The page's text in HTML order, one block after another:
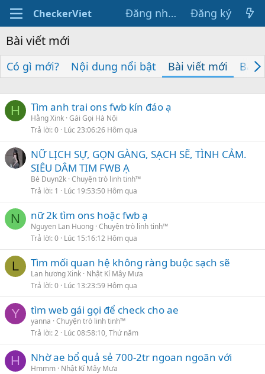
CheckerViet Đăng nhập Đăng ký
Bài viết mới
Có gì mới? Nội dung nổi bật Bài viết mới Bài
H Tìm anh trai ons fwb kín đáo ạ
Hằng Xink Gái Gọi Hà Nội
Trả lời 0 Lúc 23:06:26 Hôm qua
NỮ LỊCH SỰ, GỌN GÀNG, SẠCH SẼ, TÌNH CẢM.
SIÊU DÂM TIM FWB Ạ
Bé Duyn2k Chuyện trò linh tinh™
Trả lời 1 Lúc 19:53:50 Hôm qua
N nữ 2k tìm ons hoặc fwb ạ
Nguyen Lan Huong Chuyện trò linh tinh™
Trả lời 0 Lúc 15:16:12 Hôm qua
L Tìm mối quan hệ không ràng buộc sạch sẽ
Lan hương Xink Nhật Kí Mây Mưa
Trả lời 0 Lúc 13:23:59 Hôm qua
Y tìm web gái gọi để check cho ae
yanna Chuyện trò linh tinh™
Trả lời 2 Lúc 08:58:10, Thứ năm
H Nhờ ae bổ quả sẻ 700-2tr ngoan ngoãn với
Hmmm Nhật Kí Mây Mưa